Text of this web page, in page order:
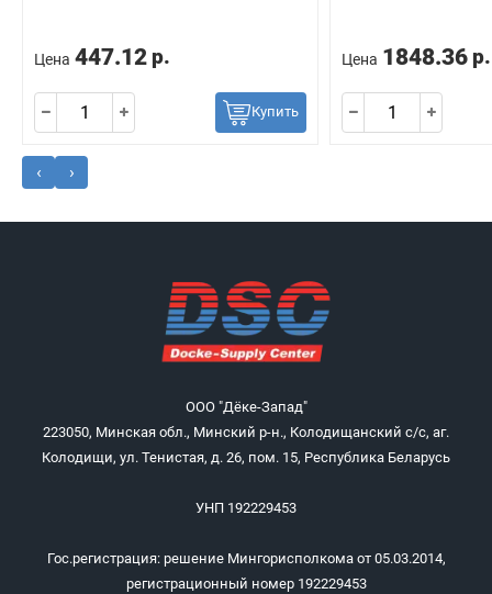
Цена 447.12 р.
Купить
Цена 1848.36 р.
‹ ›
ООО "Дёке-Запад"
223050, Минская обл., Минский р-н., Колодищанский с/с, аг.
Колодищи, ул. Тенистая, д. 26, пом. 15, Республика Беларусь
УНП 192229453
Гос.регистрация: решение Мингорисполкома от 05.03.2014,
регистрационный номер 192229453